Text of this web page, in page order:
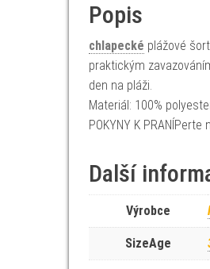
Popis
chlapecké plážové
praktickým
den na pláži.
Materiál: 100%
POKYNY K
Další
Výrobce
SizeAge